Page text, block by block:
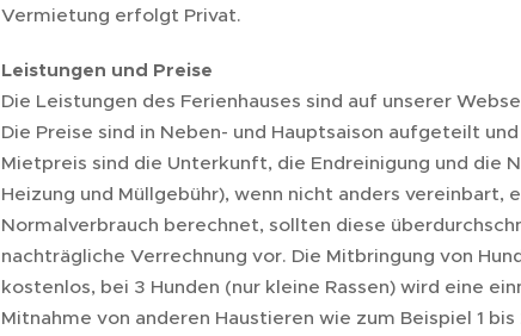
Vermietung erfolgt Privat.
Leistungen und Preise
Die Leistungen des Ferienhauses sind auf unserer
Die Preise sind in Neben- und Hauptsaison aufgeteilt
Mietpreis sind die Unterkunft, die Endreinigung und die
Heizung und Müllgebühr), wenn nicht anders vereinbart,
Normalverbrauch berechnet, sollten diese
nachträgliche Verrechnung vor. Die Mitbringung von
kostenlos, bei 3 Hunden (nur kleine Rassen) wird eine
Mitnahme von anderen Haustieren wie zum Beispiel 1